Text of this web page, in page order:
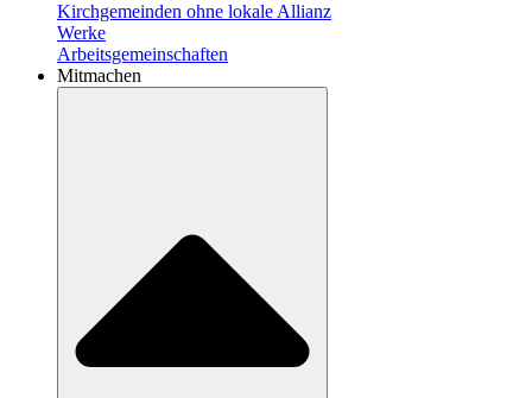
Kirchgemeinden ohne lokale Allianz
Werke
Arbeitsgemeinschaften
Mitmachen